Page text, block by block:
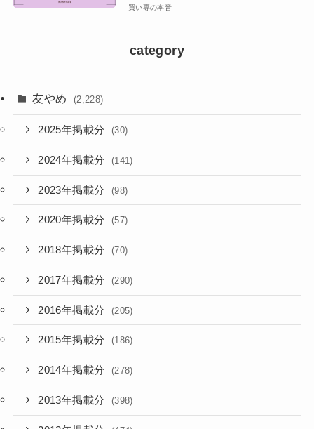
買い専の本音
category
友やめ (2,228)
2025年掲載分 (30)
2024年掲載分 (141)
2023年掲載分 (98)
2020年掲載分 (57)
2018年掲載分 (70)
2017年掲載分 (290)
2016年掲載分 (205)
2015年掲載分 (186)
2014年掲載分 (278)
2013年掲載分 (398)